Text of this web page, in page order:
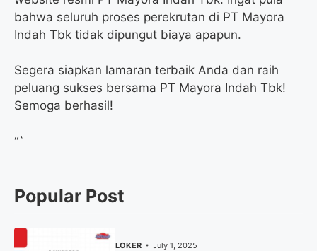
bahwa seluruh proses perekrutan di PT Mayora
Indah Tbk tidak dipungut biaya apapun.
Segera siapkan lamaran terbaik Anda dan raih
peluang sukses bersama PT Mayora Indah Tbk!
Semoga berhasil!
“`
Popular Post
LOKER July 1, 2025